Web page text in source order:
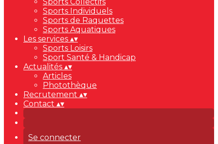
Sports Individuels
Sports de Raquettes
Sports Aquatiques
Les services ▴▾
Sports Loisirs
Sport Santé & Handicap
Actualités ▴▾
Articles
Photothèque
Recrutement ▴▾
Contact ▴▾
Se connecter